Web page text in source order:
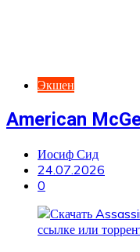
Экшен
American
Иосиф Сид
24.07.2026
0